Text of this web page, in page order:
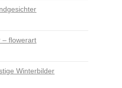
– flowerart
Winterbilder